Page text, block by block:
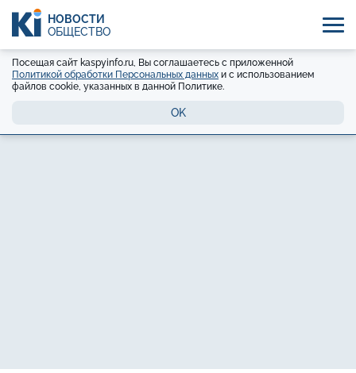
НОВОСТИ
ОБЩЕСТВО
Посещая сайт kaspyinfo.ru, Вы соглашаетесь с приложенной
Политикой обработки Персональных данных и с использованием
файлов cookie, указанных в данной Политике.
OK